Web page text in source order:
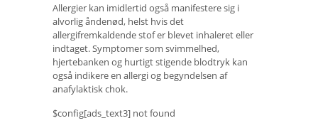
Allergier kan imidlertid også manifestere sig i
alvorlig åndenød, helst hvis det
allergifremkaldende stof er blevet inhaleret eller
indtaget. Symptomer som svimmelhed,
hjertebanken og hurtigt stigende blodtryk kan
også indikere en allergi og begyndelsen af ​​
anafylaktisk chok.
$config[ads_text3] not found